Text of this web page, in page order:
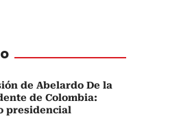
de Abelardo De la
de Colombia:
presidencial